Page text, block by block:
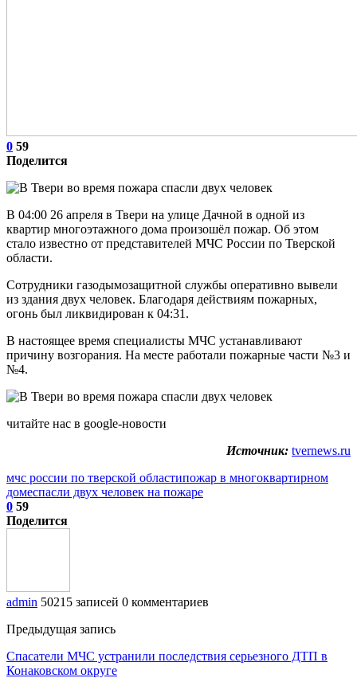
0 59
Поделится
В 04:00 26 апреля в Твери на улице Дачной в одной из
квартир многоэтажного дома произошёл пожар. Об этом
стало известно от представителей МЧС России по Тверской
области.
Сотрудники газодымозащитной службы оперативно вывели
из здания двух человек. Благодаря действиям пожарных,
огонь был ликвидирован к 04:31.
В настоящее время специалисты МЧС устанавливают
причину возгорания. На месте работали пожарные части №3 и
№4.
читайте нас в google-новости
Источник: tvernews.ru
мчс россии по тверской областипожар в многоквартирном
домеспасли двух человек на пожаре
0 59
Поделится
admin 50215 записей 0 комментариев
Предыдущая запись
Спасатели МЧС устранили последствия серьезного ДТП в
Конаковском округе